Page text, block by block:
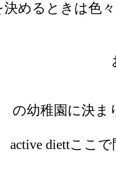
決めるときは色
の幼稚園に決ま
active diettここ